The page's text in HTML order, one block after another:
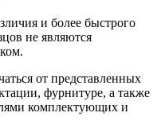
и более быстрого
не являются
от представленных
фурнитуре, а также
комплектующих и